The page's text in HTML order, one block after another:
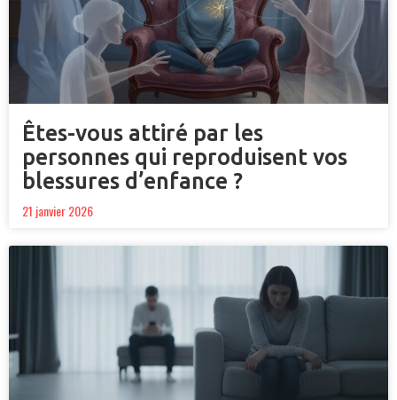
Êtes-vous attiré par les
personnes qui reproduisent vos
blessures d’enfance ?
21 janvier 2026